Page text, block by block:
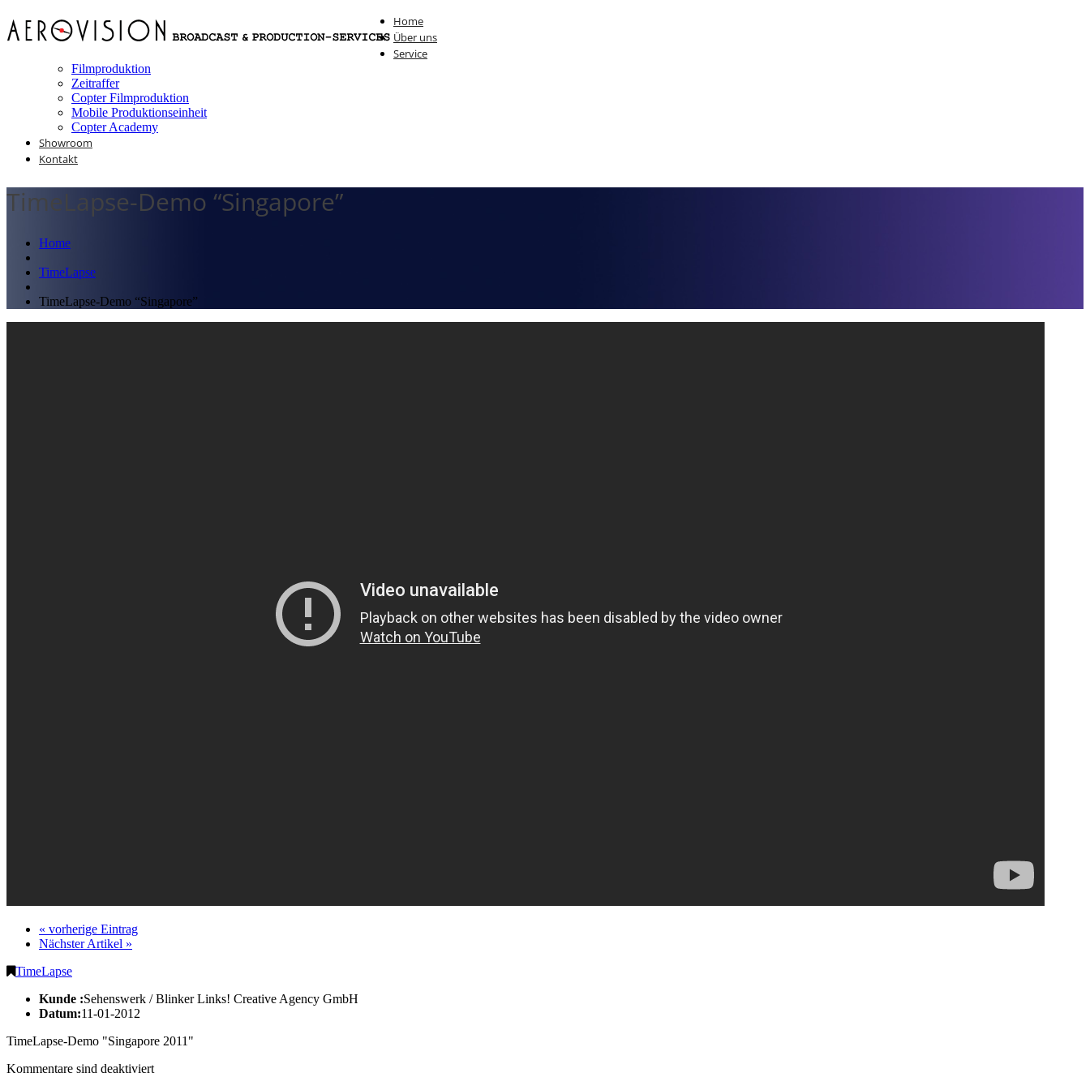
Home
Über uns
Service
Filmproduktion
Zeitraffer
Copter Filmproduktion
Mobile Produktionseinheit
Copter Academy
Showroom
Kontakt
TimeLapse-Demo “Singapore”
Home
TimeLapse
TimeLapse-Demo “Singapore”
« vorherige Eintrag
Nächster Artikel »
TimeLapse
Kunde :Sehenswerk / Blinker Links! Creative Agency GmbH
Datum:11-01-2012
TimeLapse-Demo "Singapore 2011"
Kommentare sind deaktiviert